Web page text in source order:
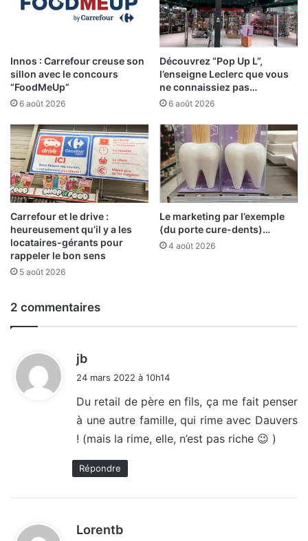
Innos : Carrefour creuse son
sillon avec le concours
“FoodMeUp”
6 août 2026
Découvrez “Pop Up L”,
l’enseigne Leclerc que vous
ne connaissiez pas…
6 août 2026
Carrefour et le drive :
heureusement qu’il y a les
locataires-gérants pour
rappeler le bon sens
5 août 2026
Le marketing par l’exemple
(du porte cure-dents)…
4 août 2026
2 commentaires
jb
:
24 mars 2022 à 10h14
Du retail de père en fils, ça me fait penser
à une autre famille, qui rime avec Dauvers
! (mais la rime, elle, n’est pas riche 😉 )
Répondre
Lorentb